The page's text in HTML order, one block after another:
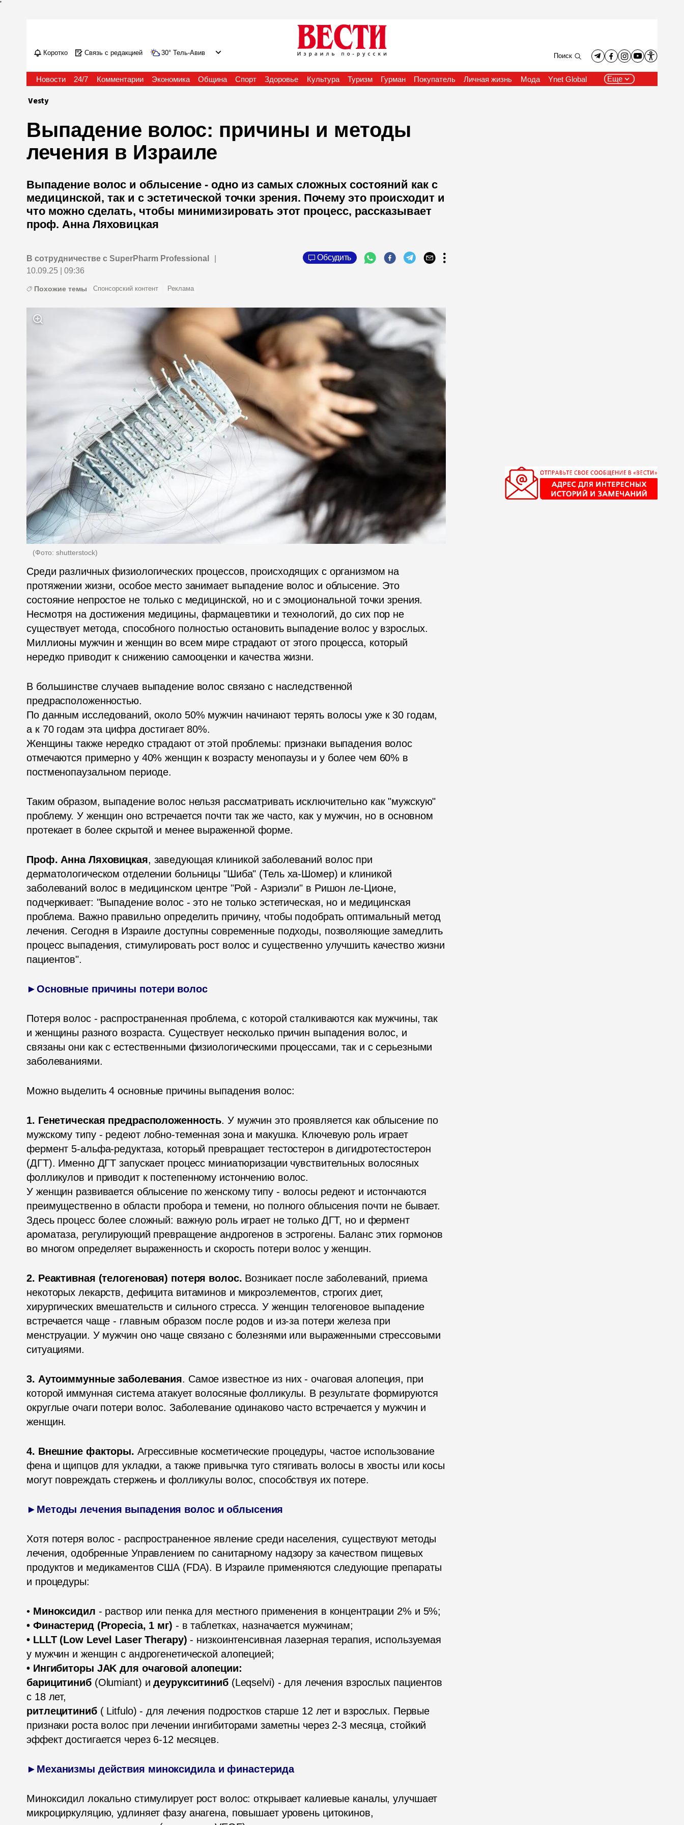
'
Коротко Связь с редакцией 30° Тель-Авив Поиск
Новости 24/7 Комментарии Экономика Община Спорт Здоровье Культура Туризм Гурман Покупатель Личная жизнь Мода Ynet Global Еще
Vesty
Выпадение волос: причины и методы
лечения в Израиле
Выпадение волос и облысение - одно из самых сложных состояний как с
медицинской, так и с эстетической точки зрения. Почему это происходит и
что можно сделать, чтобы минимизировать этот процесс, рассказывает
проф. Анна Ляховицкая
В сотрудничестве с SuperPharm Professional
10.09.25 | 09:36
Обсудить
Похожие темы Спонсорский контент Реклама
(Фото: shutterstock)
Среди различных физиологических процессов, происходящих с организмом на
протяжении жизни, особое место занимает выпадение волос и облысение. Это
состояние непростое не только с медицинской, но и с эмоциональной точки зрения.
Несмотря на достижения медицины, фармацевтики и технологий, до сих пор не
существует метода, способного полностью остановить выпадение волос у взрослых.
Миллионы мужчин и женщин во всем мире страдают от этого процесса, который
нередко приводит к снижению самооценки и качества жизни.
В большинстве случаев выпадение волос связано с наследственной
предрасположенностью.
По данным исследований, около 50% мужчин начинают терять волосы уже к 30 годам,
а к 70 годам эта цифра достигает 80%.
Женщины также нередко страдают от этой проблемы: признаки выпадения волос
отмечаются примерно у 40% женщин к возрасту менопаузы и у более чем 60% в
постменопаузальном периоде.
Таким образом, выпадение волос нельзя рассматривать исключительно как "мужскую"
проблему. У женщин оно встречается почти так же часто, как у мужчин, но в основном
протекает в более скрытой и менее выраженной форме.
Проф. Анна Ляховицкая, заведующая клиникой заболеваний волос при
дерматологическом отделении больницы "Шиба" (Тель ха-Шомер) и клиникой
заболеваний волос в медицинском центре "Рой - Азриэли" в Ришон ле-Ционе,
подчеркивает: "Выпадение волос - это не только эстетическая, но и медицинская
проблема. Важно правильно определить причину, чтобы подобрать оптимальный метод
лечения. Сегодня в Израиле доступны современные подходы, позволяющие замедлить
процесс выпадения, стимулировать рост волос и существенно улучшить качество жизни
пациентов".
►Основные причины потери волос
Потеря волос - распространенная проблема, с которой сталкиваются как мужчины, так
и женщины разного возраста. Существует несколько причин выпадения волос, и
связаны они как с естественными физиологическими процессами, так и с серьезными
заболеваниями.
Можно выделить 4 основные причины выпадения волос:
1. Генетическая предрасположенность. У мужчин это проявляется как облысение по
мужскому типу - редеют лобно-теменная зона и макушка. Ключевую роль играет
фермент 5-альфа-редуктаза, который превращает тестостерон в дигидротестостерон
(ДГТ). Именно ДГТ запускает процесс миниатюризации чувствительных волосяных
фолликулов и приводит к постепенному истончению волос.
У женщин развивается облысение по женскому типу - волосы редеют и истончаются
преимущественно в области пробора и темени, но полного облысения почти не бывает.
Здесь процесс более сложный: важную роль играет не только ДГТ, но и фермент
ароматаза, регулирующий превращение андрогенов в эстрогены. Баланс этих гормонов
во многом определяет выраженность и скорость потери волос у женщин.
2. Реактивная (телогеновая) потеря волос. Возникает после заболеваний, приема
некоторых лекарств, дефицита витаминов и микроэлементов, строгих диет,
хирургических вмешательств и сильного стресса. У женщин телогеновое выпадение
встречается чаще - главным образом после родов и из-за потери железа при
менструации. У мужчин оно чаще связано с болезнями или выраженными стрессовыми
ситуациями.
3. Аутоиммунные заболевания. Самое известное из них - очаговая алопеция, при
которой иммунная система атакует волосяные фолликулы. В результате формируются
округлые очаги потери волос. Заболевание одинаково часто встречается у мужчин и
женщин.
4. Внешние факторы. Агрессивные косметические процедуры, частое использование
фена и щипцов для укладки, а также привычка туго стягивать волосы в хвосты или косы
могут повреждать стержень и фолликулы волос, способствуя их потере.
►Методы лечения выпадения волос и облысения
Хотя потеря волос - распространенное явление среди населения, существуют методы
лечения, одобренные Управлением по санитарному надзору за качеством пищевых
продуктов и медикаментов США (FDA). В Израиле применяются следующие препараты
и процедуры:
• Миноксидил
• Финастерид (Propecia, 1 мг)
• LLLT (Low Level Laser Therapy) - низкоинтенсивная лазерная терапия, используемая
• Ингибиторы JAK для очаговой алопеции:
барицитиниб (Olumiant) и деурукситиниб (Leqselvi) - для лечения взрослых пациентов
ритлецитиниб ( Litfulo) - для лечения подростков старше 12 лет и взрослых. Первые
признаки роста волос при лечении ингибиторами заметны через 2-3 месяца, стойкий
эффект достигается через 6-12 месяцев.
►Механизмы действия миноксидила и финастерида
Миноксидил локально стимулирует рост волос: открывает калиевые каналы, улучшает
микроциркуляцию, удлиняет фазу анагена, повышает уровень цитокинов,